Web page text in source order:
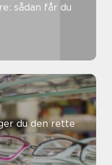
sådan får du